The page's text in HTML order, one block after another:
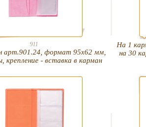
911
арт.901.24, формат 95х62 мм,
крепление - вставка в карман
На 1
на 30